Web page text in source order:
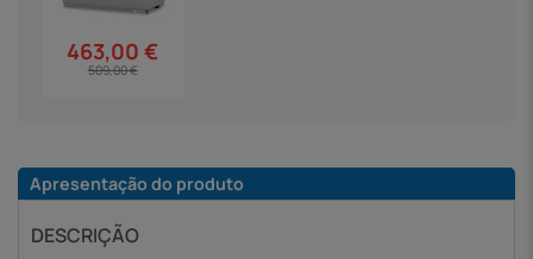
463,00 €
509,00 €
Apresentação do produto
DESCRIÇÃO